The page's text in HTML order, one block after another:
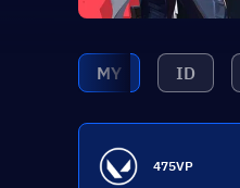
MY ID
475VP